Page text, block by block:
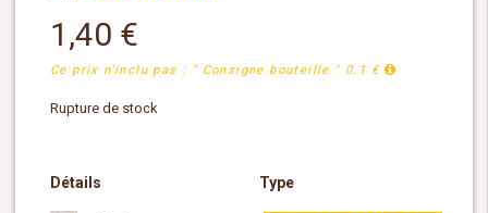
1,40 €
Ce prix n'inclu pas : " Consigne bouteille " 0.1 €
Rupture de stock
Détails Type